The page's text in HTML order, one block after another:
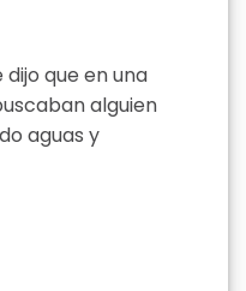
que en una
alguien
aguas y